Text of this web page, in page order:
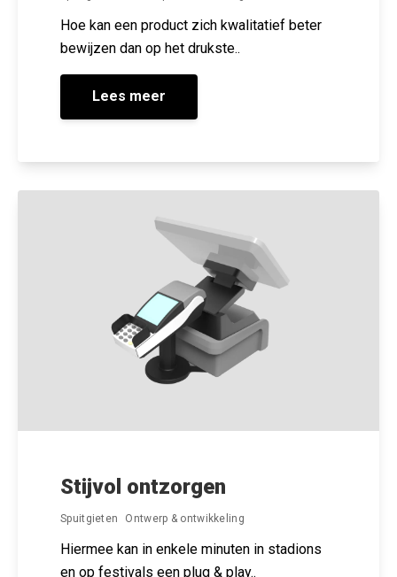
Hoe kan een product zich kwalitatief beter
bewijzen dan op het drukste..
Lees meer
Stijvol ontzorgen
Spuitgieten Ontwerp & ontwikkeling
Hiermee kan in enkele minuten in stadions
en op festivals een plug & play..